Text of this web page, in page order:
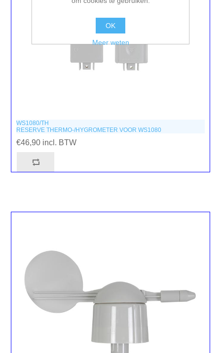
WS1080/TH
RESERVE THERMO-/HYGROMETER VOOR WS1080
€46,90 incl. BTW
OK
Meer weten